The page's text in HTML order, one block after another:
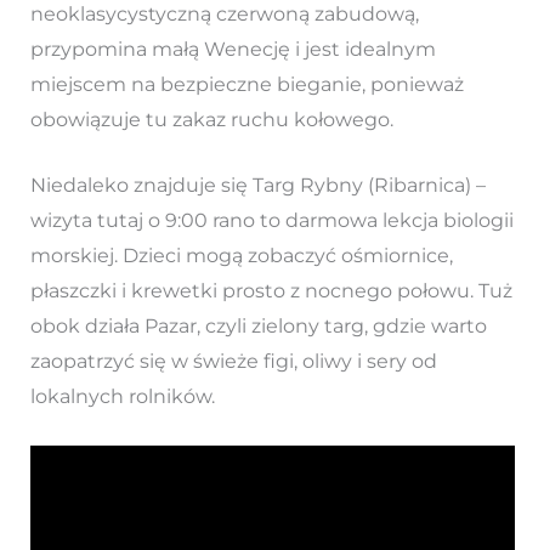
neoklasycystyczną czerwoną zabudową,
przypomina małą Wenecję i jest idealnym
miejscem na bezpieczne bieganie, ponieważ
obowiązuje tu zakaz ruchu kołowego.
Niedaleko znajduje się Targ Rybny (Ribarnica) –
wizyta tutaj o 9:00 rano to darmowa lekcja biologii
morskiej. Dzieci mogą zobaczyć ośmiornice,
płaszczki i krewetki prosto z nocnego połowu. Tuż
obok działa Pazar, czyli zielony targ, gdzie warto
zaopatrzyć się w świeże figi, oliwy i sery od
lokalnych rolników.